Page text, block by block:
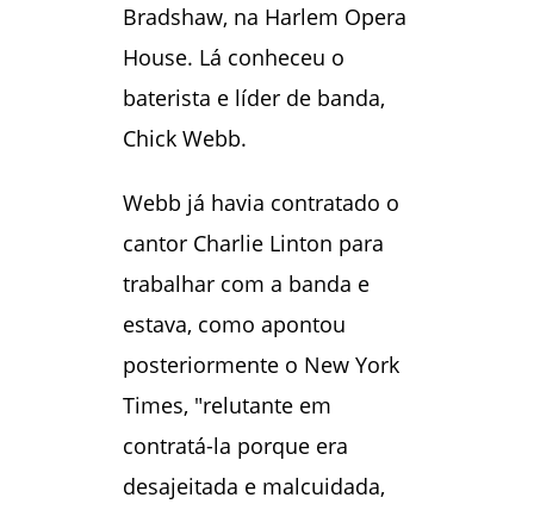
Bradshaw, na Harlem Opera
House. Lá conheceu o
baterista e líder de banda,
Chick Webb.
Webb já havia contratado o
cantor Charlie Linton para
trabalhar com a banda e
estava, como apontou
posteriormente o New York
Times, "relutante em
contratá-la porque era
desajeitada e malcuidada,